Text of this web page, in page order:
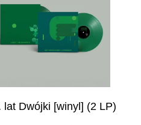
lat Dwójki [winyl] (2 LP)